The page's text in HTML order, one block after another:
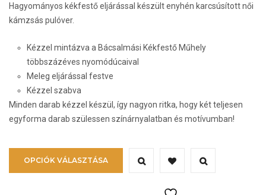
Hagyományos kékfestő eljárással készült enyhén karcsúsított női
kámzsás pulóver.
Kézzel mintázva a Bácsalmási Kékfestő Műhely
többszázéves nyomódúcaival
Meleg eljárással festve
Kézzel szabva
Minden darab kézzel készül, így nagyon ritka, hogy két teljesen
egyforma darab szülessen színárnyalatban és motívumban!
OPCIÓK VÁLASZTÁSA